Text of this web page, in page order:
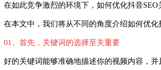
在如此竞争激烈的环境下，如何优化抖音
在本文中，我们将从不同的角度介绍如何优
01、首先，关键词的选择至关重要
好的关键词能够准确地描述你的视频内容，并